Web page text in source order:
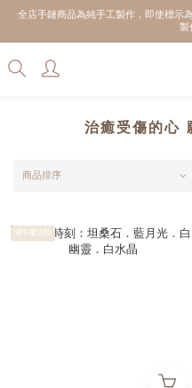
全店手鏈商品為純手工製作，即使標示
製
治癒受傷的心
商品排序
週年慶活動